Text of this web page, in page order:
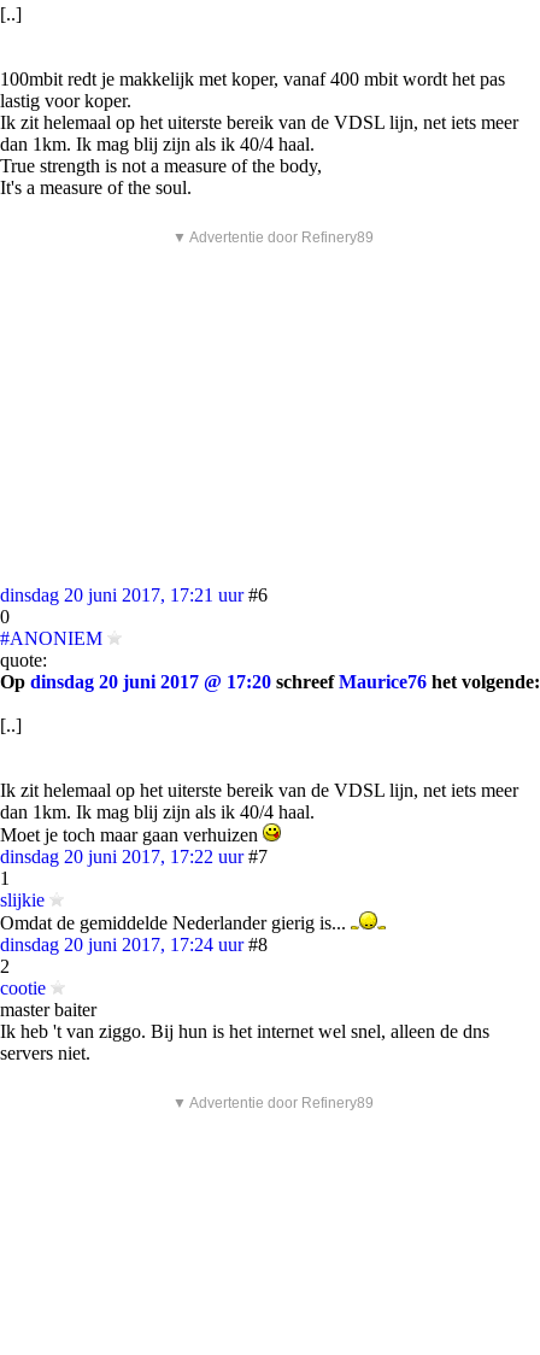
[..]
100mbit redt je makkelijk met koper, vanaf 400 mbit wordt het pas
lastig voor koper.
Ik zit helemaal op het uiterste bereik van de VDSL lijn, net iets meer
dan 1km. Ik mag blij zijn als ik 40/4 haal.
True strength is not a measure of the body,
It's a measure of the soul.
▼ Advertentie door Refinery89
dinsdag 20 juni 2017, 17:21 uur #6
0
#ANONIEM
quote:
Op dinsdag 20 juni 2017 @ 17:20 schreefMaurice76 het volgende:
[..]
Ik zit helemaal op het uiterste bereik van de VDSL lijn, net iets meer
dan 1km. Ik mag blij zijn als ik 40/4 haal.
Moet je toch maar gaan verhuizen
dinsdag 20 juni 2017, 17:22 uur #7
1
slijkie
Omdat de gemiddelde Nederlander gierig is...
dinsdag 20 juni 2017, 17:24 uur #8
2
cootie
master baiter
Ik heb 't van ziggo. Bij hun is het internet wel snel, alleen de dns
servers niet.
▼ Advertentie door Refinery89